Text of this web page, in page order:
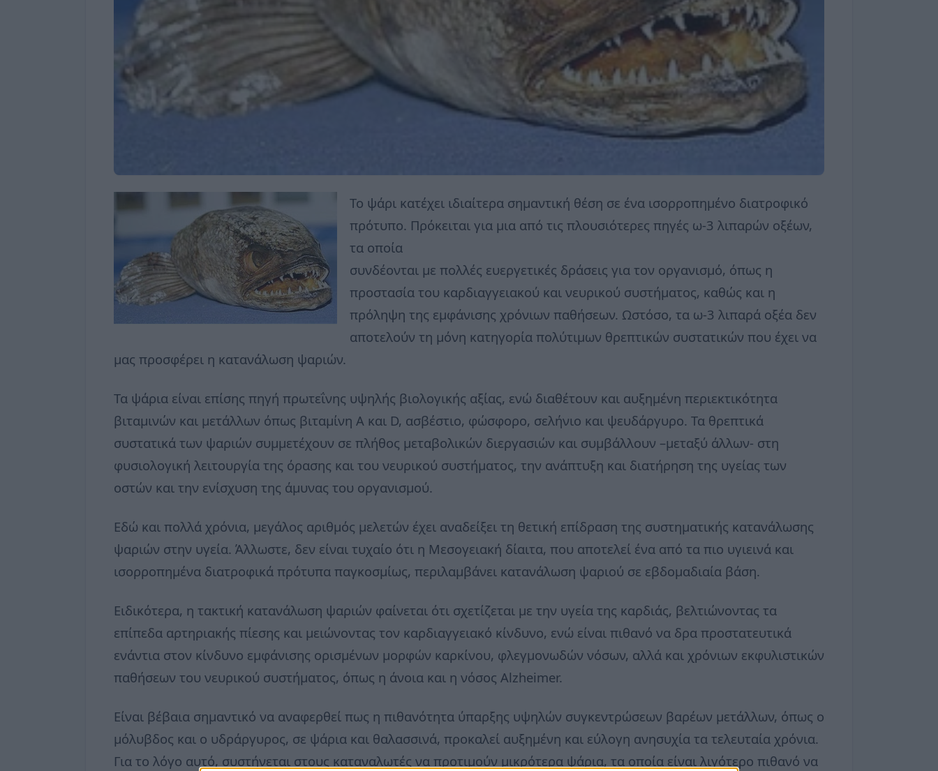
Το ψάρι κατέχει ιδιαίτερα σημαντική θέση σε ένα ισορροπημένο διατροφικό
πρότυπο. Πρόκειται για μια από τις πλουσιότερες πηγές ω-3 λιπαρών οξέων,
τα οποία
συνδέονται με πολλές ευεργετικές δράσεις για τον οργανισμό, όπως η
προστασία του καρδιαγγειακού και νευρικού συστήματος, καθώς και η
πρόληψη της εμφάνισης χρόνιων παθήσεων. Ωστόσο, τα ω-3 λιπαρά οξέα δεν
αποτελούν τη μόνη κατηγορία πολύτιμων θρεπτικών συστατικών που έχει να
μας προσφέρει η κατανάλωση ψαριών.
Τα ψάρια είναι επίσης πηγή πρωτεΐνης υψηλής βιολογικής αξίας, ενώ διαθέτουν και αυξημένη περιεκτικότητα
βιταμινών και μετάλλων όπως βιταμίνη A και D, ασβέστιο, φώσφορο, σελήνιο και ψευδάργυρο. Τα θρεπτικά
συστατικά των ψαριών συμμετέχουν σε πλήθος μεταβολικών διεργασιών και συμβάλλουν –μεταξύ άλλων- στη
φυσιολογική λειτουργία της όρασης και του νευρικού συστήματος, την ανάπτυξη και διατήρηση της υγείας των
οστών και την ενίσχυση της άμυνας του οργανισμού.
Εδώ και πολλά χρόνια, μεγάλος αριθμός μελετών έχει αναδείξει τη θετική επίδραση της συστηματικής κατανάλωσης
ψαριών στην υγεία. Άλλωστε, δεν είναι τυχαίο ότι η Μεσογειακή δίαιτα, που αποτελεί ένα από τα πιο υγιεινά και
ισορροπημένα διατροφικά πρότυπα παγκοσμίως, περιλαμβάνει κατανάλωση ψαριού σε εβδομαδιαία βάση.
Ειδικότερα, η τακτική κατανάλωση ψαριών φαίνεται ότι σχετίζεται με την υγεία της καρδιάς, βελτιώνοντας τα
επίπεδα αρτηριακής πίεσης και μειώνοντας τον καρδιαγγειακό κίνδυνο, ενώ είναι πιθανό να δρα προστατευτικά
ενάντια στον κίνδυνο εμφάνισης ορισμένων μορφών καρκίνου, φλεγμονωδών νόσων, αλλά και χρόνιων εκφυλιστικών
παθήσεων του νευρικού συστήματος, όπως η άνοια και η νόσος Alzheimer.
Είναι βέβαια σημαντικό να αναφερθεί πως η πιθανότητα ύπαρξης υψηλών συγκεντρώσεων βαρέων μετάλλων, όπως ο
μόλυβδος και ο υδράργυρος, σε ψάρια και θαλασσινά, προκαλεί αυξημένη και εύλογη ανησυχία τα τελευταία χρόνια.
Για το λόγο αυτό, συστήνεται στους καταναλωτές να προτιμούν μικρότερα ψάρια, τα οποία είναι λιγότερο πιθανό να